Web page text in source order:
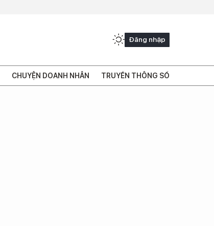
Đăng nhập
CHUYỆN DOANH NHÂN TRUYỀN THÔNG SỐ